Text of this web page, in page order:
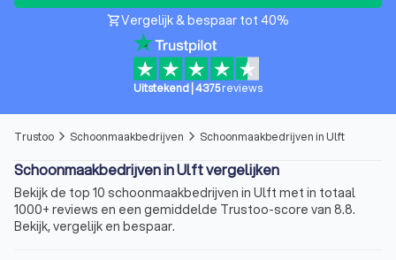
shopping_cartVergelijk & bespaar tot 40%
Uitstekend 4375reviews
Trustoo arrow_forward_ios Schoonmaakbedrijven arrow_forward_ios Schoonmaakbedrijven in Ulft
Schoonmaakbedrijven in Ulft vergelijken
Bekijk de top 10 schoonmaakbedrijven in Ulft met in totaal
1000+ reviews en een gemiddelde Trustoo-score van 8.8.
Bekijk, vergelijk en bespaar.